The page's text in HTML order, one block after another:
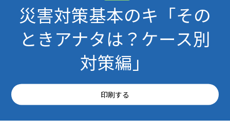
災害対策基本のキ「その
ときアナタは？ケース別
対策編」
印刷する